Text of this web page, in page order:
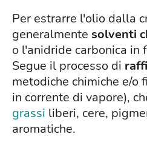
Per estrarre l'olio dalla
generalmente solventi
o l'anidride carbonica in
Segue il processo di
metodiche chimiche e/o
in corrente di vapore),
grassi liberi, cere,
aromatiche.